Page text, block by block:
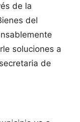
de la
del
soluciones a
de